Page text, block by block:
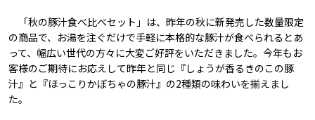
「秋の豚汁食べ比べセット」は、昨年の秋に新発売した数量限定
の商品で、お湯を注ぐだけで手軽に本格的な豚汁が食べられるとあ
って、幅広い世代の方々に大変ご好評をいただきました。今年もお
客様のご期待にお応えして昨年と同じ『しょうが香るきのこの豚
汁』と『ほっこりかぼちゃの豚汁』の2種類の味わいを揃えまし
た。